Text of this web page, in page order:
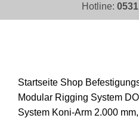
Hotline:
Startseite Shop
Modular Rigging System
System Koni-Arm 2.000